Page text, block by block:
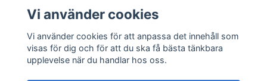
Sociala medier
Vi använder cookies
Vi använder cookies för att anpassa det innehåll som
visas för dig och för att du ska få bästa tänkbara
upplevelse när du handlar hos oss.